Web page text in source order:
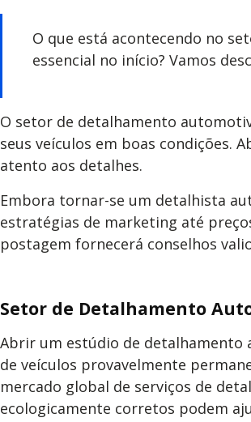
O que está acontecendo no
essencial no início? Vamos
O setor de detalhamento
seus veículos em boas condições.
atento aos detalhes.
Embora tornar-se um detalhista
estratégias de marketing até
postagem fornecerá conselhos
Setor de Detalhamento
Abrir um estúdio de detalhamento
de veículos provavelmente
mercado global de serviços de
ecologicamente corretos podem